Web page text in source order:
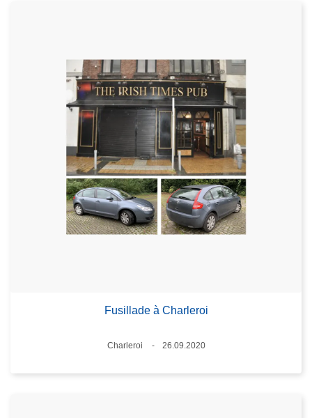
Fusillade à Charleroi
Standort
Charleroi
26.09.2020